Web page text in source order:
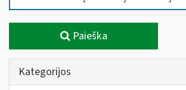
Paieška
Kategorijos